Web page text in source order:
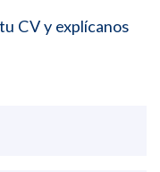
CV y explícanos